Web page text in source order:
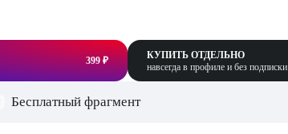
399 ₽
КУПИТЬ ОТДЕЛЬНО
навсегда в профиле и без подписки
Бесплатный фрагмент